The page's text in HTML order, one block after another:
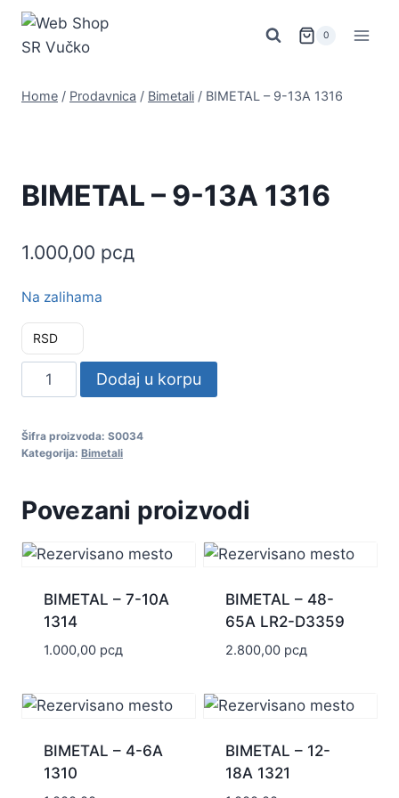
Skip
content
0
Home / Prodavnica / Bimetali / BIMETAL – 9-13A 1316
BIMETAL – 9-13A 1316
1.000,00 рсд
Na zalihama
RSD
BIMETAL
-
13A
Dodaj u korpu
Šifra proizvoda: S0034
Kategorija: Bimetali
Povezani proizvodi
BIMETAL – 7-10A
1314
1.000,00 рсд
BIMETAL – 48-
65A LR2-D3359
2.800,00 рсд
BIMETAL – 4-6A
1310
BIMETAL – 12-
18A 1321